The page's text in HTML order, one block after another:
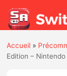
Accueil »
Edition –